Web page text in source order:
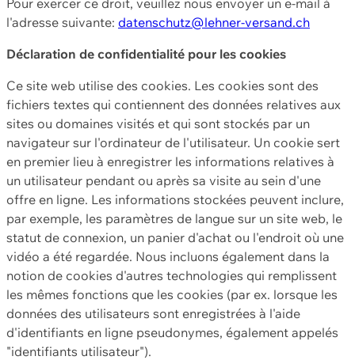
l'adresse suivante: datenschutz@lehner-versand.ch
Déclaration de confidentialité pour les cookies
Ce site web utilise des cookies. Les cookies sont des
fichiers textes qui contiennent des données relatives aux
sites ou domaines visités et qui sont stockés par un
navigateur sur l'ordinateur de l'utilisateur. Un cookie sert
en premier lieu à enregistrer les informations relatives à
un utilisateur pendant ou après sa visite au sein d'une
offre en ligne. Les informations stockées peuvent inclure,
par exemple, les paramètres de langue sur un site web, le
statut de connexion, un panier d'achat ou l'endroit où une
vidéo a été regardée. Nous incluons également dans la
notion de cookies d'autres technologies qui remplissent
les mêmes fonctions que les cookies (par ex. lorsque les
données des utilisateurs sont enregistrées à l'aide
d'identifiants en ligne pseudonymes, également appelés
"identifiants utilisateur").